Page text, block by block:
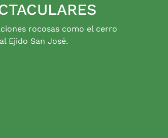
rocosas como el cerro
Ejido San José.